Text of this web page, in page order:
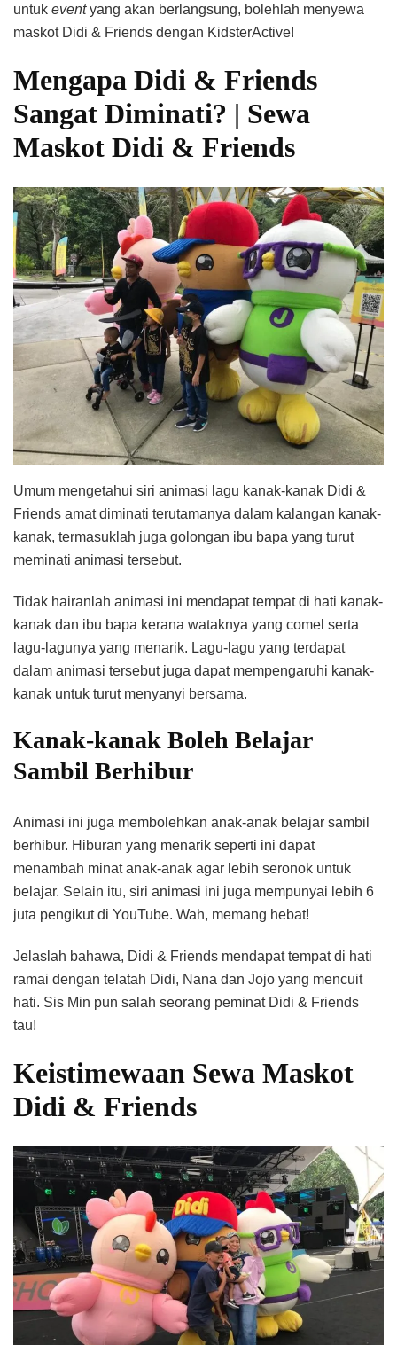
untuk eventyang akan berlangsung, bolehlah menyewa
maskot Didi & Friends dengan KidsterActive!
Mengapa Didi & Friends
Sangat Diminati? | Sewa
Maskot Didi & Friends
Umum mengetahui siri animasi lagu kanak-kanak Didi &
Friends amat diminati terutamanya dalam kalangan kanak-
kanak, termasuklah juga golongan ibu bapa yang turut
meminati animasi tersebut.
Tidak hairanlah animasi ini mendapat tempat di hati kanak-
kanak dan ibu bapa kerana wataknya yang comel serta
lagu-lagunya yang menarik. Lagu-lagu yang terdapat
dalam animasi tersebut juga dapat mempengaruhi kanak-
kanak untuk turut menyanyi bersama.
Kanak-kanak Boleh Belajar
Sambil Berhibur
Animasi ini juga membolehkan anak-anak belajar sambil
berhibur. Hiburan yang menarik seperti ini dapat
menambah minat anak-anak agar lebih seronok untuk
belajar. Selain itu, siri animasi ini juga mempunyai lebih 6
juta pengikut di YouTube. Wah, memang hebat!
Jelaslah bahawa, Didi & Friends mendapat tempat di hati
ramai dengan telatah Didi, Nana dan Jojo yang mencuit
hati. Sis Min pun salah seorang peminat Didi & Friends
tau!
Keistimewaan Sewa Maskot
Didi & Friends